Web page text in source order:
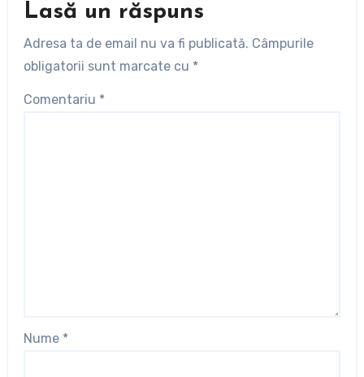
Lasă un răspuns
Adresa ta de email nu va fi publicată. Câmpurile
obligatorii sunt marcate cu *
Comentariu *
Nume *